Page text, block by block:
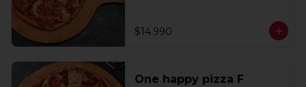
$14.990
One happy pizza F